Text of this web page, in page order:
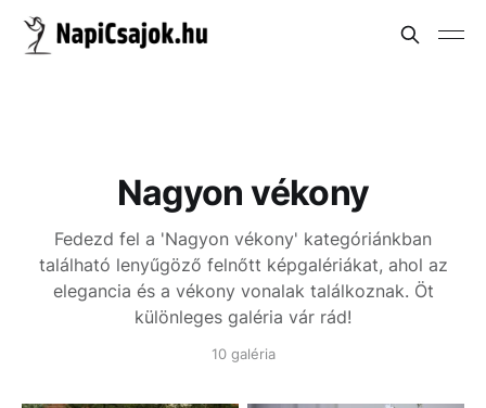
Nagyon vékony
Fedezd fel a 'Nagyon vékony' kategóriánkban
található lenyűgöző felnőtt képgalériákat, ahol az
elegancia és a vékony vonalak találkoznak. Öt
különleges galéria vár rád!
10 galéria